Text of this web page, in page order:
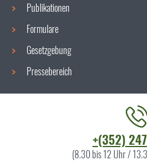
Publikationen
Formulare
Gesetzgebung
Pressebereich
+(352)
(8.30 bis 12 Uhr /